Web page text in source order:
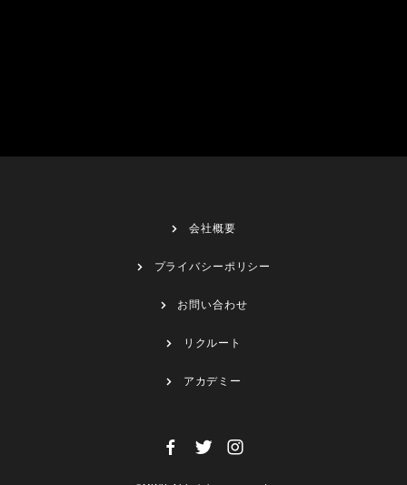
会社概要
プライバシーポリシー
お問い合わせ
リクルート
アカデミー